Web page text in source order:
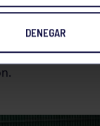
DENEGAR
Plus del
Alegría ha